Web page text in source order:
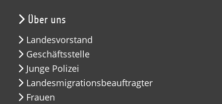
Über uns
Landesvorstand
Geschäftsstelle
Junge Polizei
Landesmigrationsbeauftragter
Frauen